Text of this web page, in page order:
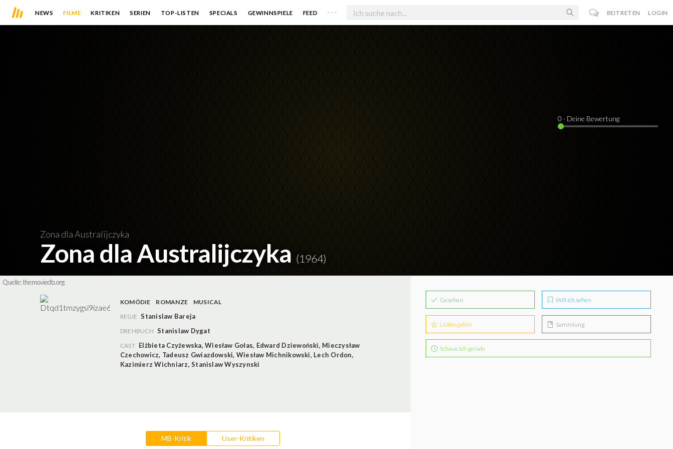
NEWS FILME KRITIKEN SERIEN TOP-LISTEN SPECIALS GEWINNSPIELE FEED . . . BEITRETEN LOGIN
Zona dla Australijczyka
Zona dla Australijczyka (1964)
0 · Deine Bewertung
Quelle:themoviedb.org
KOMÖDIE ROMANZE
MUSICAL
REGIE Stanislaw Bareja
DREHBUCH Stanislaw Dygat
CAST Elżbieta Czyżewska,Wiesław Gołas, Edward Dziewoński, Mieczysław
Czechowicz, Tadeusz Gwiazdowski, Wiesław Michnikowski, Lech Ordon,
Kazimierz Wichniarz,Stanislaw Wyszynski
MB-Kritik User-Kritiken
Gesehen Will ich sehen
Lieblingsfilm Sammlung
Schaue ich gerade